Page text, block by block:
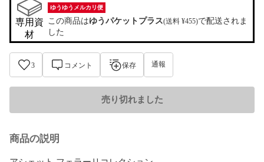
専用資
材
ゆうゆうメルカリ便
この商品はゆうパケットプラス(送料 ¥455)で配送されま
した
3 コメント 保存 通報
売り切れました
商品の説明